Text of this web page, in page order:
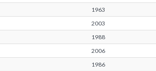
1963
2003
1988
2006
1986